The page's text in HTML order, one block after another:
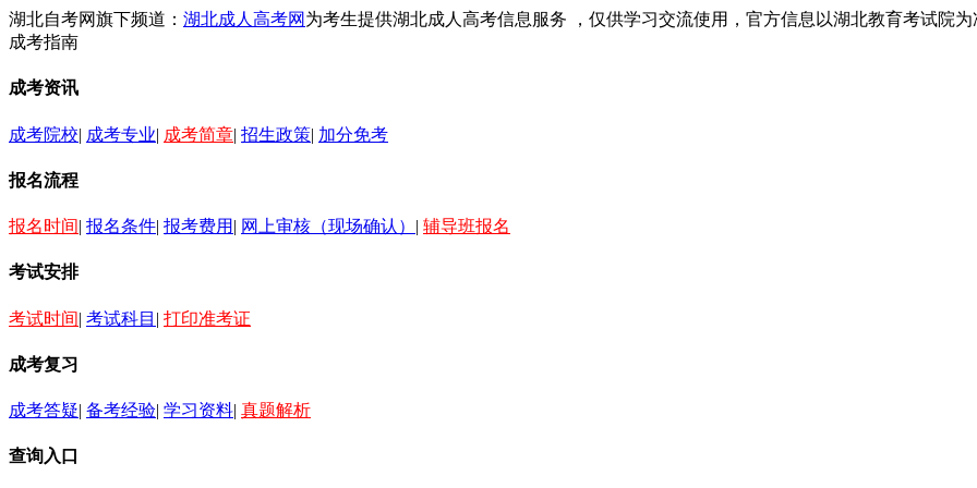
湖北自考网旗下频道： 湖北成人高考网 为考生提供湖北成人高考信息服务 ，仅供学习交流使用，官方信息以湖北教育考试院为
成考指南
成考资讯
成考院校| 成考专业| 成考简章| 招生政策| 加分免考
报名流程
报名时间| 报名条件| 报考费用 | 网上审核（现场确认） | 辅导班报名
考试安排
考试时间| 考试科目 | 打印准考证
成考复习
成考答疑| 备考经验| 学习资料| 真题解析
查询入口